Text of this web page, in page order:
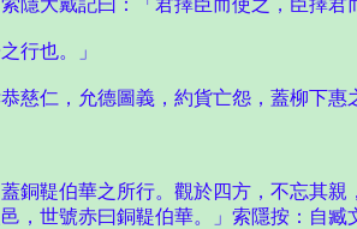
行也。」
慈仁，允德圖義，約貨亡怨，蓋柳下惠
銅鞮伯華之所行。觀於四方，不忘其
世號赤曰銅鞮伯華。」索隱按：自